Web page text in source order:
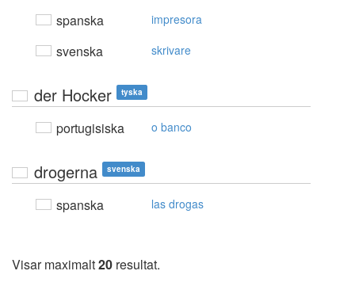
spanska impresora
svenska skrivare
der Hocker tyska
portugisiska o banco
drogerna svenska
spanska las drogas
Visar maximalt20 resultat.